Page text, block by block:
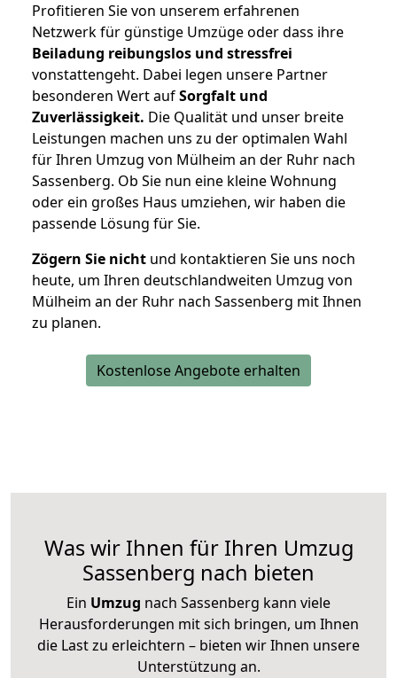
Profitieren Sie von unserem erfahrenen
Netzwerk für günstige Umzüge oder dass ihre
Beiladung reibungslos und stressfrei
vonstattengeht. Dabei legen unsere Partner
besonderen Wert aufSorgfalt und
Zuverlässigkeit. Die Qualität und unser breite
Leistungen machen uns zu der optimalen Wahl
für Ihren Umzug von Mülheim an der Ruhr nach
Sassenberg. Ob Sie nun eine kleine Wohnung
oder ein großes Haus umziehen, wir haben die
passende Lösung für Sie.
Zögern Sie nicht und kontaktieren Sie uns noch
heute, um Ihren deutschlandweiten Umzug von
Mülheim an der Ruhr nach Sassenberg mit Ihnen
zu planen.
Kostenlose Angebote erhalten
Was wir Ihnen für Ihren Umzug
Sassenberg nach bieten
Ein Umzug nach Sassenberg kann viele
Herausforderungen mit sich bringen, um Ihnen
die Last zu erleichtern – bieten wir Ihnen unsere
Unterstützung an.